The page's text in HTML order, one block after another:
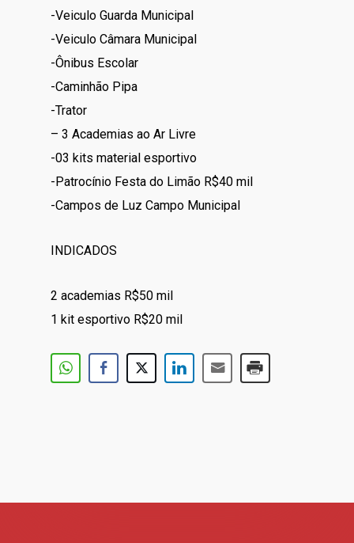
-Veiculo Guarda Municipal
-Veiculo Câmara Municipal
-Ônibus Escolar
-Caminhão Pipa
-Trator
– 3 Academias ao Ar Livre
-03 kits material esportivo
-Patrocínio Festa do Limão R$40 mil
-Campos de Luz Campo Municipal
INDICADOS
2 academias R$50 mil
1 kit esportivo R$20 mil